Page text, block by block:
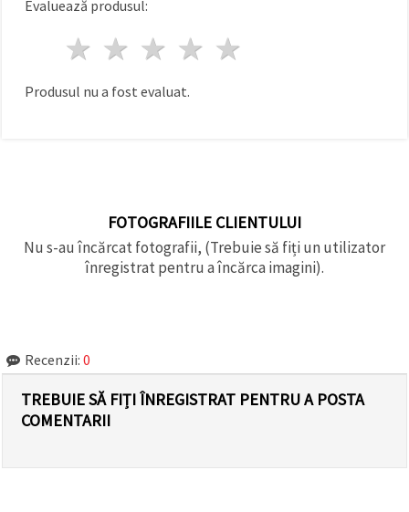
făcând clic
Evaluează produsul:
4 stele
3 stele
2 stele
1 stea
Produsul nu a fost evaluat.
FOTOGRAFIILE CLIENTULUI
Nu s-au încărcat fotografii, (Trebuie să fiți un utilizator
înregistrat pentru a încărca imagini).
Recenzii: 0
TREBUIE SĂ FIȚI ÎNREGISTRAT PENTRU A POSTA
COMENTARII